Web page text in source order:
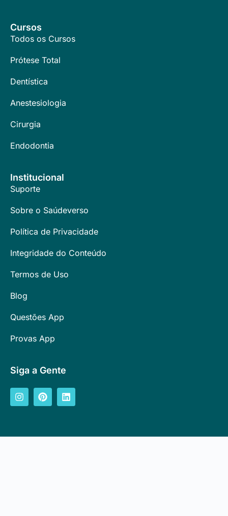
Cursos
Todos os Cursos
Prótese Total
Dentística
Anestesiologia
Cirurgia
Endodontia
Institucional
Suporte
Sobre o Saúdeverso
Política de Privacidade
Integridade do Conteúdo
Termos de Uso
Blog
Questões App
Provas App
Siga a Gente